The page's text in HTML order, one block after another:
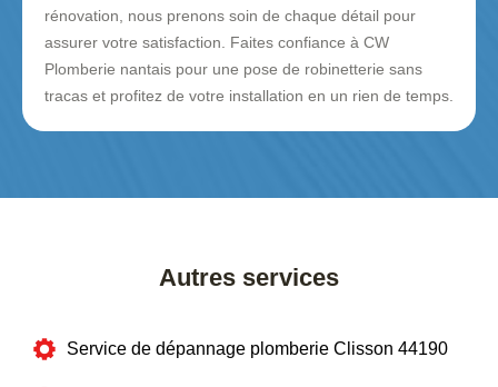
rénovation, nous prenons soin de chaque détail pour
assurer votre satisfaction. Faites confiance à CW
Plomberie nantais pour une pose de robinetterie sans
tracas et profitez de votre installation en un rien de temps.
Autres services
Service de dépannage plomberie Clisson 44190